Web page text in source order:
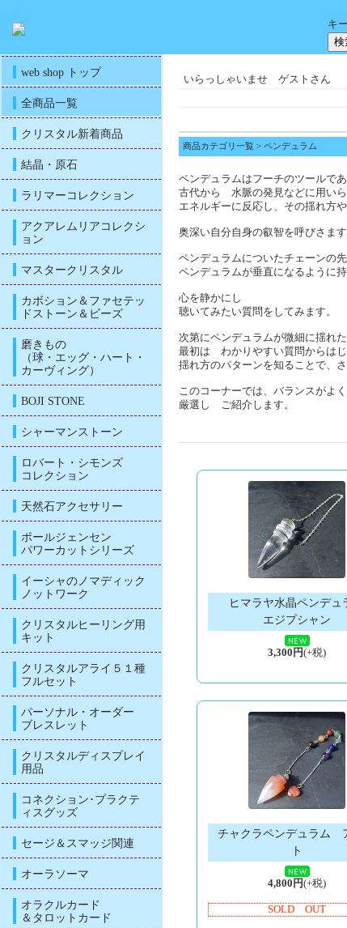
キ
web shop トップ
全商品一覧
クリスタル新着商品
結晶・原石
ラリマーコレクション
アクアレムリアコレクシ
ョン
マスタークリスタル
カボション＆ファセテッ
ドストーン＆ビーズ
磨きもの
（球・エッグ・ハート・
カーヴィング）
BOJI STONE
シャーマンストーン
ロバート・シモンズ
コレクション
天然石アクセサリー
ポールジェンセン
パワーカットシリーズ
イーシャのノマディック
ノットワーク
クリスタルヒーリング用
キット
クリスタルアライ５１種
フルセット
パーソナル・オーダー
ブレスレット
クリスタルディスプレイ
用品
コネクション･プラクテ
ィスグッズ
セージ＆スマッジ関連
オーラソーマ
オラクルカード
＆タロットカード
いらっしゃいませ ゲストさん
商品カテゴリ一覧 > ペンデュラム
ペンデュラムはフーチのツールであ
古代から 水脈の発見などに用いら
エネルギーに反応し、その揺れ方
奥深い自分自身の叡智を呼びさま
ペンデュラムについたチェーンの
ペンデュラムが垂直になるように持
心を静かにし
聴いてみたい質問をしてみます。
次第にペンデュラムが微細に揺れ
最初は わかりやすい質問からは
揺れ方のパターンを知ることで、
このコーナーでは、バランスがよ
厳選し ご紹介します。
ヒマラヤ水晶ペンデュ
エジプシャン
3,300円(+税)
チャクラペンデュラム
ト
4,800円(+税)
SOLD OUT